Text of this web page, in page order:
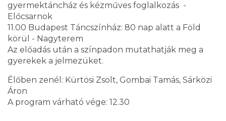
gyermektáncház és kézműves foglalkozás -
Előcsarnok
11.00 Budapest Táncszínház: 80 nap alatt a Föld
körül - Nagyterem
Az előadás után a színpadon mutathatják meg a
gyerekek a jelmezüket.
Élőben zenél: Kürtösi Zsolt, Gombai Tamás, Sárközi
Áron
A program várható vége: 12.30